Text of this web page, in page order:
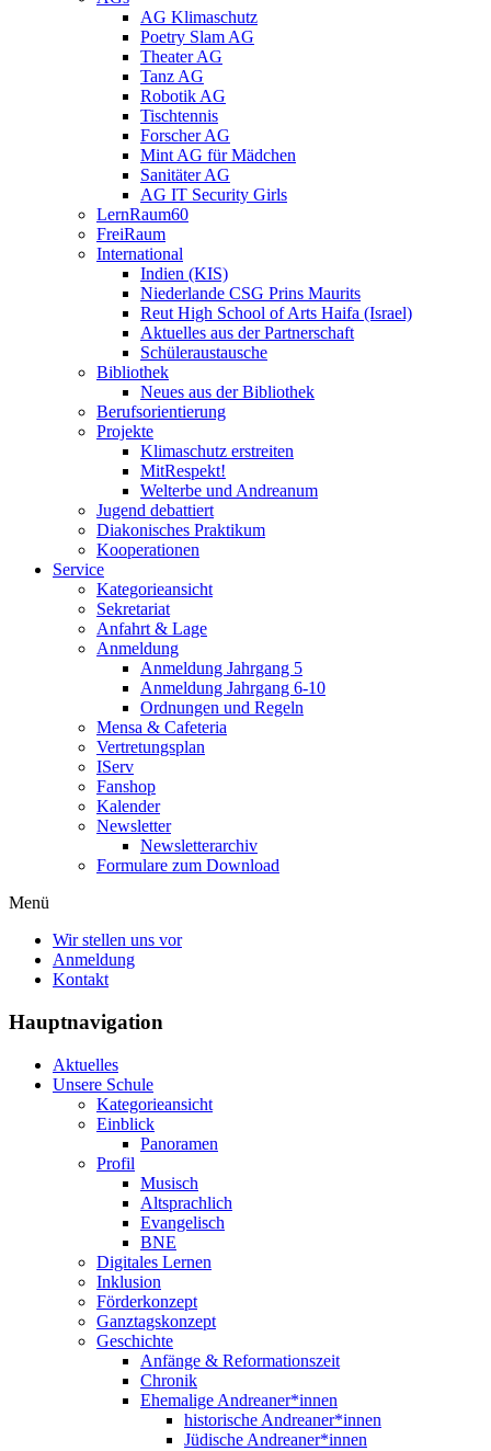
AG Klimaschutz
Poetry Slam AG
Theater AG
Tanz AG
Robotik AG
Tischtennis
Forscher AG
Mint AG für Mädchen
Sanitäter AG
AG IT Security Girls
LernRaum60
FreiRaum
International
Indien (KIS)
Niederlande CSG Prins Maurits
Reut High School of Arts Haifa (Israel)
Aktuelles aus der Partnerschaft
Schüleraustausche
Bibliothek
Neues aus der Bibliothek
Berufsorientierung
Projekte
Klimaschutz erstreiten
MitRespekt!
Welterbe und Andreanum
Jugend debattiert
Diakonisches Praktikum
Kooperationen
Service
Kategorieansicht
Sekretariat
Anfahrt & Lage
Anmeldung
Anmeldung Jahrgang 5
Anmeldung Jahrgang 6-10
Ordnungen und Regeln
Mensa & Cafeteria
Vertretungsplan
IServ
Fanshop
Kalender
Newsletter
Newsletterarchiv
Formulare zum Download
Menü
Wir stellen uns vor
Anmeldung
Kontakt
Hauptnavigation
Aktuelles
Unsere Schule
Kategorieansicht
Einblick
Panoramen
Profil
Musisch
Altsprachlich
Evangelisch
BNE
Digitales Lernen
Inklusion
Förderkonzept
Ganztagskonzept
Geschichte
Anfänge & Reformationszeit
Chronik
Ehemalige Andreaner*innen
historische Andreaner*innen
Jüdische Andreaner*innen